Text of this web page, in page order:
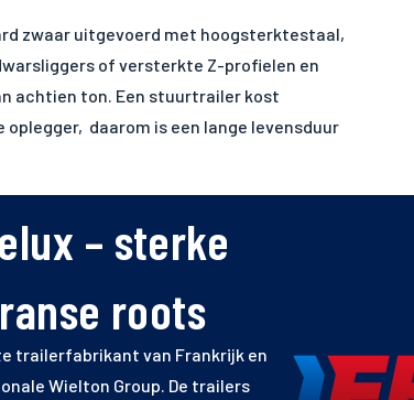
zwaar uitgevoerd met hoogsterktestaal,
of versterkte Z-profielen en
achtien ton. Een stuurtrailer kost
oplegger, daarom is een lange levensduur
– sterke
roots
trailerfabrikant van Frankrijk en
Wielton Group. De trailers